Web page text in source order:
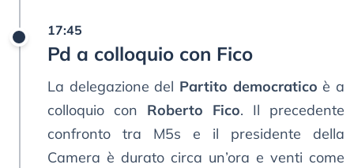
17:45
Pd a colloquio con Fico
La delegazione del Partito democratico è a
colloquio con Roberto Fico. Il precedente
confronto tra M5s e il presidente della
Camera è durato circa un’ora e venti come